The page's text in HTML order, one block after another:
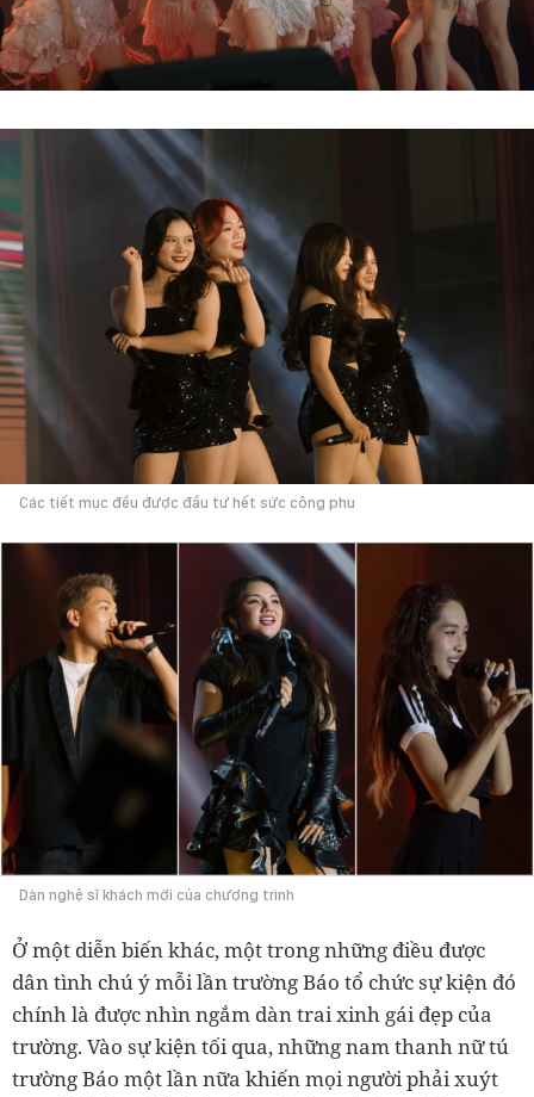
Các tiết mục đều được đầu tư hết sức công phu
Dàn nghệ sĩ khách mời của chương trình
Ở một diễn biến khác, một trong những điều được
dân tình chú ý mỗi lần trường Báo tổ chức sự kiện đó
chính là được nhìn ngắm dàn trai xinh gái đẹp của
trường. Vào sự kiện tối qua, những nam thanh nữ tú
trường Báo một lần nữa khiến mọi người phải xuýt